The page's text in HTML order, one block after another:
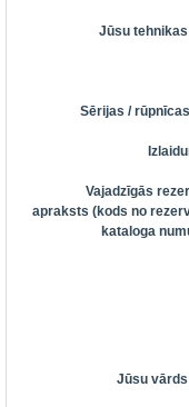
Jūsu
Sērijas /
Vajadzīgās
apraksts (kods no
kataloga
Jūsu